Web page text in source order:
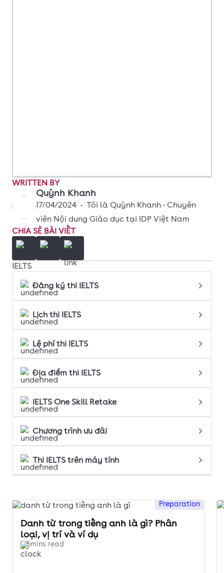
WRITTEN BY
Quỳnh Khanh
17/04/2024 • Tôi là Quỳnh Khanh - Chuyên
viên Nội dung Giáo dục tại IDP Việt Nam
CHIA SẺ BÀI VIẾT
IELTS
Đăng ký thi IELTS
Lịch thi IELTS
Lệ phí thi IELTS
Địa điểm thi IELTS
IELTS One Skill Retake
Chương trình ưu đãi
Thi IELTS trên máy tính
Preparation
Danh từ trong tiếng anh là gì? Phân
loại, vị trí và ví dụ
5mins read